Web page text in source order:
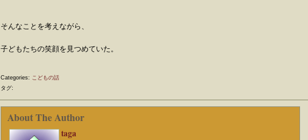
そんなことを考えながら、
子どもたちの笑顔を見つめていた。
Categories: こどもの話
タグ:
About The Author
taga